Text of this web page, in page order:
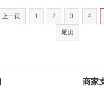
上一页 1 2 3 4
尾页
商家